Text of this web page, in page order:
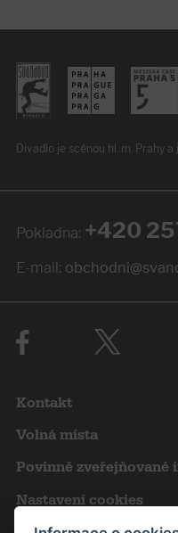
Divadlo je scénou hl. m. Prahy a
Pokladna: +420
E-mail:
Kontakt
Volná místa
Povinně zveřejňované
Nastavení cookies